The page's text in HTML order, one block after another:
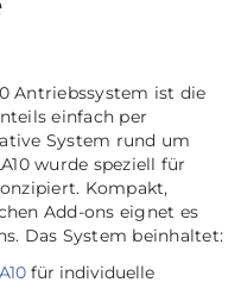
Antriebssystem ist die
einfach per
System rund um
wurde speziell für
Kompakt,
Add-ons eignet es
Das System beinhaltet:
für individuelle